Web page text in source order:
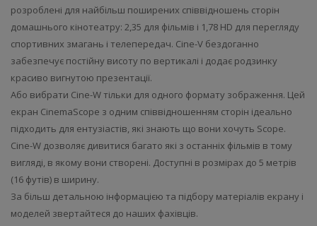
розроблені для найбільш поширених співвідношень сторін
домашнього кінотеатру: 2,35 для фільмів і 1,78 HD для перегляду
спортивних змагань і телепередач. Cine-V бездоганно
забезпечує постійну висоту по вертикалі і додає родзинку
красиво вигнутою презентації.
Або вибрати Cine-W тільки для одного формату зображення. Цей
екран CinemaScope з одним співвідношенням сторін ідеально
підходить для ентузіастів, які знають що вони хочуть Scope.
Cine-W дозволяє дивитися багато які з останніх фільмів в тому
вигляді, в якому вони створені. Доступні в розмірах до 5 метрів
(16 футів) в ширину.
За більш детальною інформацією та підбору матеріалів екрану і
моделей звертайтеся до наших фахівців.